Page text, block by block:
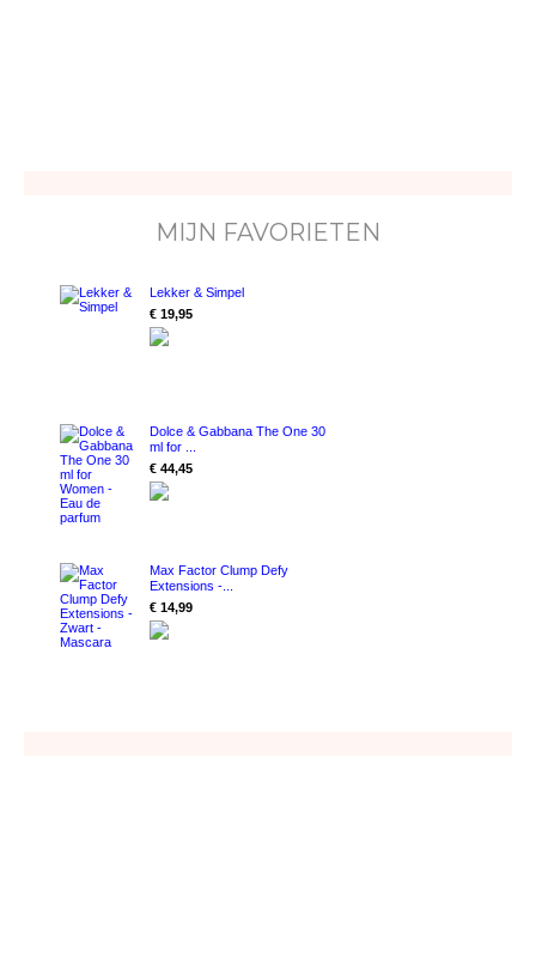
MIJN FAVORIETEN
Lekker & Simpel
€ 19,95
Dolce & Gabbana The One 30
ml for ...
€ 44,45
Max Factor Clump Defy
Extensions -...
€ 14,99